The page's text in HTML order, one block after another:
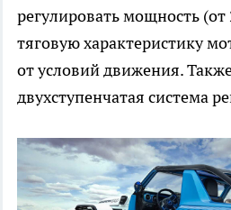
регулировать мощность (от
тяговую характеристику
от условий движения.
двухступенчатая система